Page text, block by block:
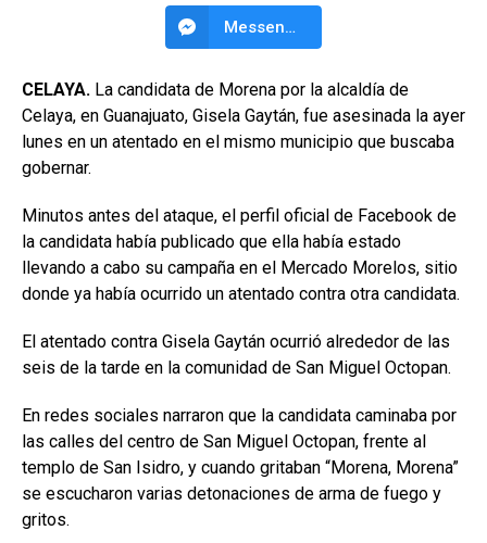
Messenger
CELAYA. La candidata de Morena por la alcaldía de
Celaya, en Guanajuato, Gisela Gaytán, fue asesinada la ayer
lunes en un atentado en el mismo municipio que buscaba
gobernar.
Minutos antes del ataque, el perfil oficial de Facebook de
la candidata había publicado que ella había estado
llevando a cabo su campaña en el Mercado Morelos, sitio
donde ya había ocurrido un atentado contra otra candidata.
El atentado contra Gisela Gaytán ocurrió alrededor de las
seis de la tarde en la comunidad de San Miguel Octopan.
En redes sociales narraron que la candidata caminaba por
las calles del centro de San Miguel Octopan, frente al
templo de San Isidro, y cuando gritaban “Morena, Morena”
se escucharon varias detonaciones de arma de fuego y
gritos.